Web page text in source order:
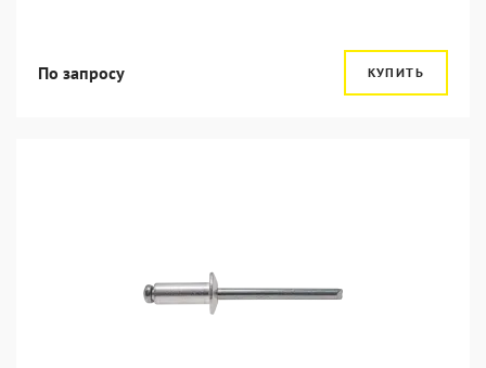
По запросу КУПИТЬ